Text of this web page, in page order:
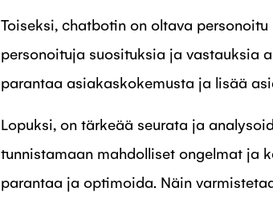
Toiseksi, chatbotin on oltava
personoituja suosituksia ja vastauksia
parantaa asiakaskokemusta ja lisää
Lopuksi, on tärkeää seurata ja
tunnistamaan mahdolliset ongelmat ja
parantaa ja optimoida. Näin